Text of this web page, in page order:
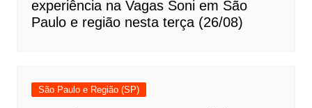
experiência na Vagas Soni em São
Paulo e região nesta terça (26/08)
São Paulo e Região (SP)